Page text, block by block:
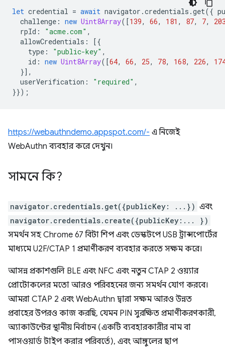
let credential = await navigator .credentials .get({
challenge : new Uint8Array([139, 66, 181 , 87, 7,
rpId : "acme.com" ,
allowCredentials :
[{
type : "public-key" ,
id : new Uint8Array([64, 66, 25, 78, 168, 226,
}],
userVerification : "required" ,
}});
https://webauthndemo.appspot.com/- এ নিজেই
WebAuthn ব্যবহার করে দেখুন।
সামনে কি?
navigator.credentials.get({publicKey: ...}) এবং
navigator.credentials.create({publicKey:... })
সমর্থন সহ Chrome 67 বিটা শিপ এবং ডেস্কটপে USB ট্রান্সপোর্টের
মাধ্যমে U2F/CTAP 1 প্রমাণীকরণ ব্যবহার করতে সক্ষম করে।
আসন্ন প্রকাশগুলি BLE এবং NFC এবং নতুন CTAP 2 ওয়্যার
প্রোটোকলের মতো আরও পরিবহনের জন্য সমর্থন যোগ করবে।
আমরা CTAP 2 এবং WebAuthn দ্বারা সক্ষম আরও উন্নত
প্রবাহের উপরও কাজ করছি, যেমন PIN সুরক্ষিত প্রমাণীকরণকারী,
অ্যাকাউন্টের স্থানীয় নির্বাচন (একটি ব্যবহারকারীর নাম বা
পাসওয়ার্ড টাইপ করার পরিবর্তে), এবং আঙ্গুলের ছাপ